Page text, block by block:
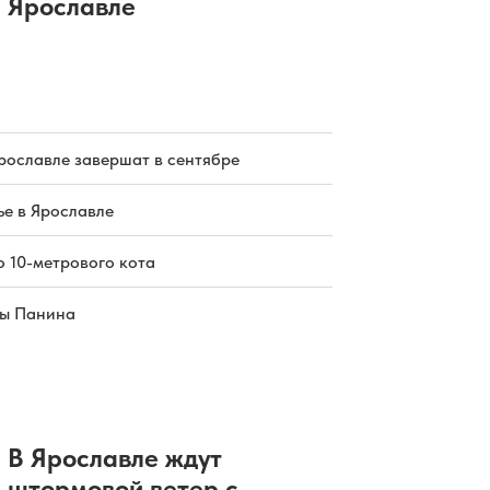
завершат в сентябре
в Ярославле
10-метрового кота
Панина
В Ярославле ждут